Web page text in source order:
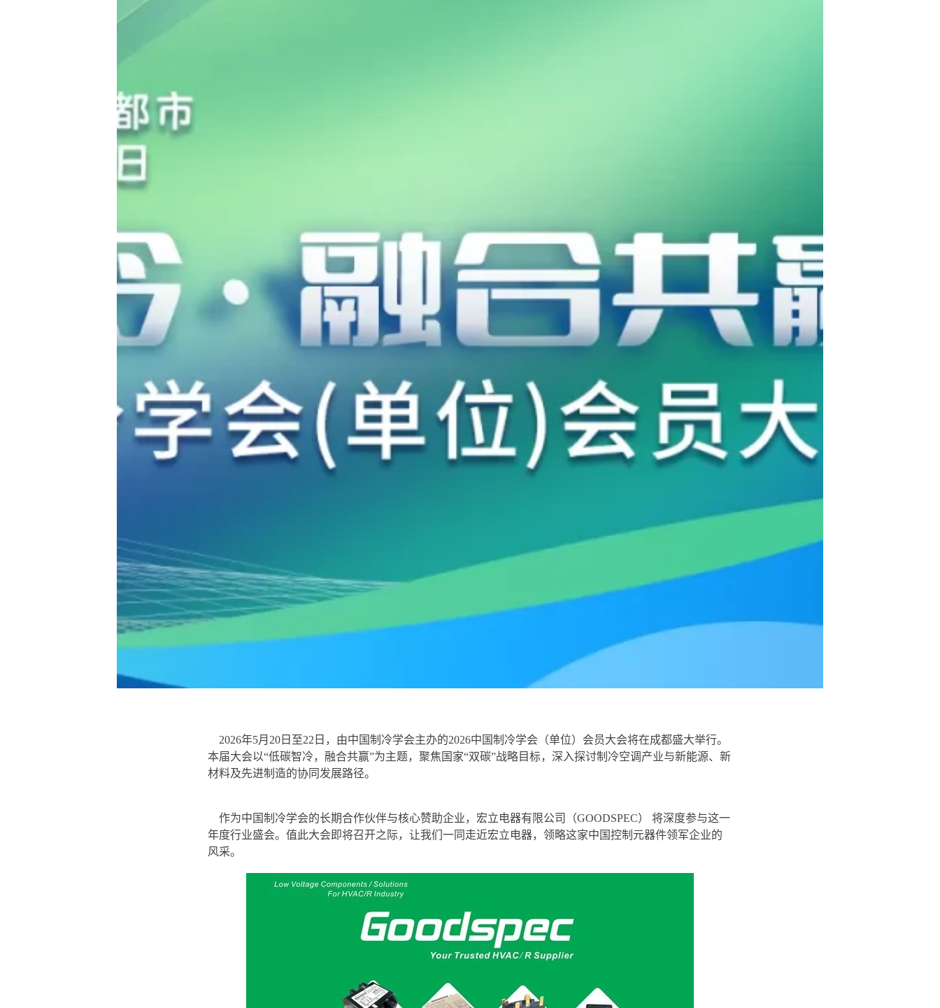
2026年5月20日至22日，由中国制冷学会主办的2026中国制冷学会（单位）会员大会将在成都盛大举行。
本届大会以“低碳智冷，融合共赢”为主题，聚焦国家“双碳”战略目标，深入探讨制冷空调产业与新能源、新
材料及先进制造的协同发展路径。
作为中国制冷学会的长期合作伙伴与核心赞助企业，宏立电器有限公司（GOODSPEC） 将深度参与这一
年度行业盛会。值此大会即将召开之际，让我们一同走近宏立电器，领略这家中国控制元器件领军企业的
风采。